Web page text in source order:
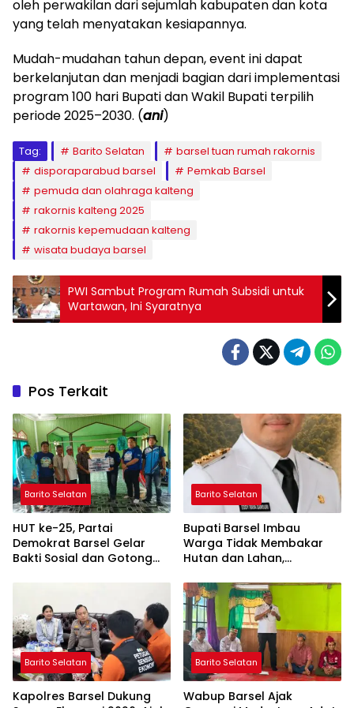
oleh perwakilan dari sejumlah kabupaten dan kota
yang telah menyatakan kesiapannya.
Mudah-mudahan tahun depan, event ini dapat
berkelanjutan dan menjadi bagian dari implementasi
program 100 hari Bupati dan Wakil Bupati terpilih
periode 2025–2030. (ani)
Tag: Barito Selatan
barsel tuan rumah rakornis
disporaparabud barsel
Pemkab Barsel
pemuda dan olahraga kalteng
rakornis kalteng 2025
rakornis kepemudaan kalteng
wisata budaya barsel
PWI Sambut Program Rumah Subsidi untuk
Wartawan, Ini Syaratnya
Pos Terkait
Barito Selatan
HUT ke-25, Partai
Demokrat Barsel Gelar
Bakti Sosial dan Gotong
Ashfiya
Barito Selatan
Bupati Barsel Imbau
Warga Tidak Membakar
Hutan dan Lahan,
Bebas Kabut Asap
Barito Selatan
Kapolres Barsel Dukung
Barito Selatan
Wabup Barsel Ajak